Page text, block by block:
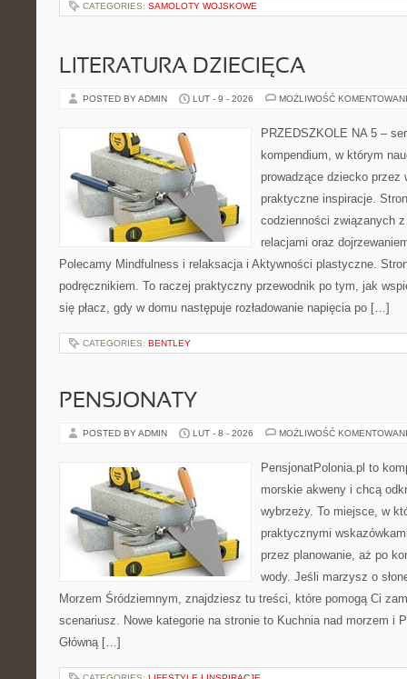
CATEGORIES: SAMOLOTY WOJSKOWE
LITERATURA DZIECIĘCA
POSTED BY ADMIN LUT - 9 - 2026 MOŻLIWOŚĆ
PRZEDSZKOLE NA 5 –
kompendium, w którym
prowadzące dziecko przez
praktyczne inspiracje.
codzienności związanych
relacjami oraz
Polecamy Mindfulness i relaksacja i Aktywności plastyczne.
podręcznikiem. To raczej praktyczny przewodnik po tym, jak
się płacz, gdy w domu następuje rozładowanie napięcia po […]
CATEGORIES: BENTLEY
PENSJONATY
POSTED BY ADMIN LUT - 8 - 2026 MOŻLIWOŚĆ
PensjonatPolonia.pl to
morskie akweny i chcą
wybrzeży. To miejsce, w
praktycznymi
przez planowanie, aż po
wody. Jeśli marzysz o
Morzem Śródziemnym, znajdziesz tu treści, które pomogą Ci
scenariusz. Nowe kategorie na stronie to Kuchnia nad morzem i
Główną […]